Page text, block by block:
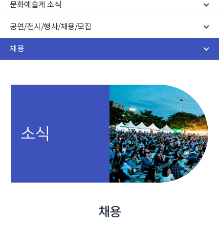
문화예술계 소식
공연/전시/행사/채용/모집
채용
소식
채용